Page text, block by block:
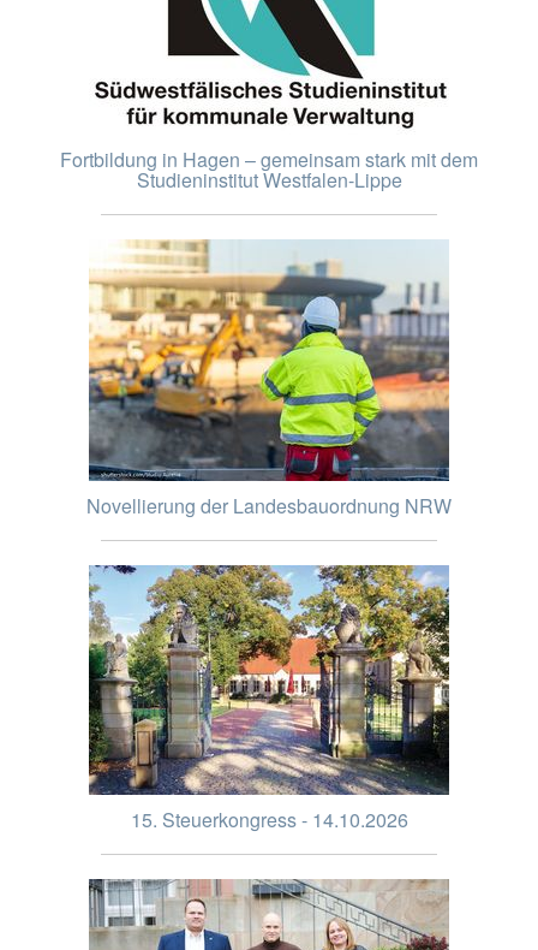
Fortbildung in Hagen – gemeinsam stark mit dem
Studieninstitut Westfalen-Lippe
Novellierung der Landesbauordnung NRW
15. Steuerkongress - 14.10.2026